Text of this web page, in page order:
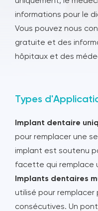
informations pour le
Vous pouvez nous
gratuite et des
hôpitaux et des
Types
Implant dentaire
pour remplacer une
implant est soutenu
facette qui remplace
Implants dentaires
utilisé pour remplacer
consécutives. Un